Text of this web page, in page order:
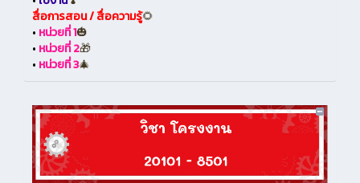
สื่อการสอน / สื่อความรู้🌻
• หน่วยที่ 1🎃
• หน่วยที่ 2🎁
• หน่วยที่ 3🎄